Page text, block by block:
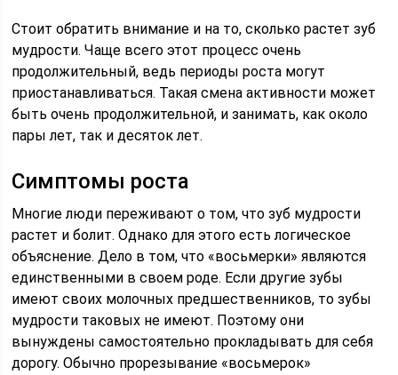
Стоит обратить внимание и на то, сколько растет зуб
мудрости. Чаще всего этот процесс очень
продолжительный, ведь периоды роста могут
приостанавливаться. Такая смена активности может
быть очень продолжительной, и занимать, как около
пары лет, так и десяток лет.
Симптомы роста
Многие люди переживают о том, что зуб мудрости
растет и болит. Однако для этого есть логическое
объяснение. Дело в том, что «восьмерки» являются
единственными в своем роде. Если другие зубы
имеют своих молочных предшественников, то зубы
мудрости таковых не имеют. Поэтому они
вынуждены самостоятельно прокладывать для себя
дорогу. Обычно прорезывание «восьмерок»